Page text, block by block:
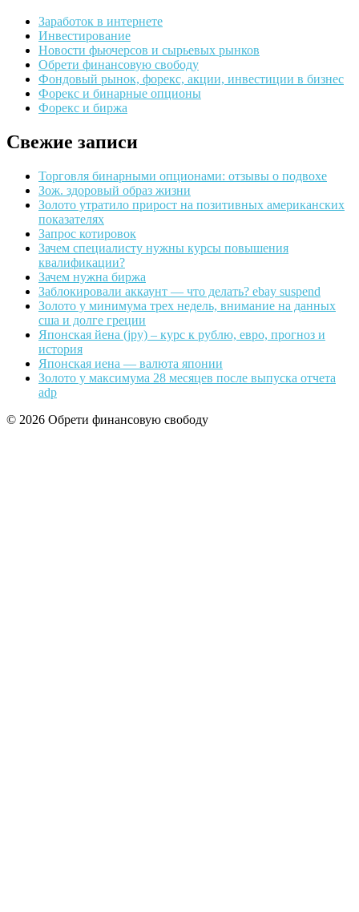
Заработок в интернете
Инвестирование
Новости фьючерсов и сырьевых рынков
Обрети финансовую свободу
Фондовый рынок, форекс, акции, инвестиции в бизнес
Форекс и бинарные опционы
Форекс и биржа
Свежие записи
Торговля бинарными опционами: отзывы о подвохе
Зож. здоровый образ жизни
Золото утратило прирост на позитивных американских
показателях
Запрос котировок
Зачем специалисту нужны курсы повышения
квалификации?
Зачем нужна биржа
Заблокировали аккаунт — что делать? ebay suspend
Золото у минимума трех недель, внимание на данных
сша и долге греции
Японская йена (jpy) – курс к рублю, евро, прогноз и
история
Японская иена — валюта японии
Золото у максимума 28 месяцев после выпуска отчета
adp
© 2026 Обрети финансовую свободу